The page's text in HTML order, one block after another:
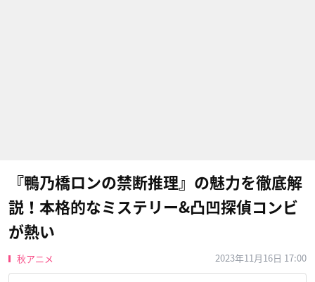
『鴨乃橋ロンの禁断推理』の魅力を徹底解
説！本格的なミステリー&凸凹探偵コンビ
が熱い
秋アニメ 2023年11月16日 17:00